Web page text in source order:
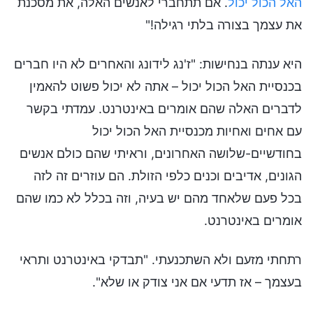
את עצמך בצורה בלתי רגילה!"
היא ענתה בנחישות: "ז'נג לידונג והאחרים לא היו חברים
בכנסיית האל הכול יכול – אתה לא יכול פשוט להאמין
לדברים האלה שהם אומרים באינטרנט. עמדתי בקשר
עם אחים ואחיות מכנסיית האל הכול יכול
בחודשיים-שלושה האחרונים, וראיתי שהם כולם אנשים
הגונים, אדיבים וכנים כלפי הזולת. הם עוזרים זה לזה
בכל פעם שלאחד מהם יש בעיה, וזה בכלל לא כמו שהם
אומרים באינטרנט.
רתחתי מזעם ולא השתכנעתי. "תבדקי באינטרנט ותראי
בעצמך – אז תדעי אם אני צודק או שלא".